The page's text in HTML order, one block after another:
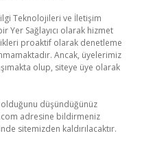
Teknolojileri ve İletişim
Yer Sağlayıcı olarak hizmet
proaktif olarak denetleme
Ancak, üyelerimiz
olup, siteye üye olarak
olduğunu düşündüğünüz
adresine bildirmeniz
sitemizden kaldırılacaktır.